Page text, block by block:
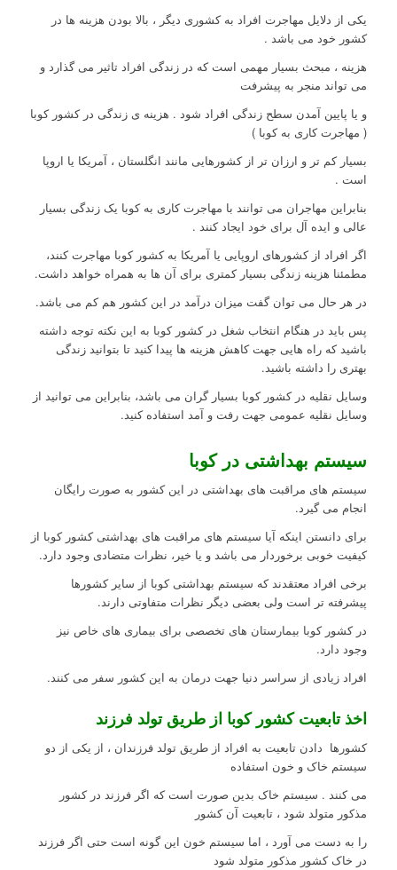
یکی از دلایل مهاجرت افراد به کشوری دیگر ، بالا بودن هزینه ها در
کشور خود می باشد .
هزینه ، مبحث بسیار مهمی است که در زندگی افراد تاثیر می گذارد و
می تواند منجر به پیشرفت
و یا پایین آمدن سطح زندگی افراد شود . هزینه ی زندگی در کشور کوبا
( مهاجرت کاری به کوبا )
بسیار کم تر و ارزان تر از کشورهایی مانند انگلستان ، آمریکا یا اروپا
است .
بنابراین مهاجران می توانند با مهاجرت کاری به کوبا یک زندگی بسیار
عالی و ایده آل برای خود ایجاد کنند .
اگر افراد از کشورهای اروپایی یا آمریکا به کشور کوبا مهاجرت کنند،
مطمئنا هزینه زندگی بسیار کمتری برای آن ها به همراه خواهد داشت.
در هر حال می توان گفت میزان درآمد در این کشور هم کم می باشد.
پس باید در هنگام انتخاب شغل در کشور کوبا به این نکته توجه داشته
باشید که راه هایی جهت کاهش هزینه ها پیدا کنید تا بتوانید زندگی
بهتری را داشته باشید.
وسایل نقلیه در کشور کوبا بسیار گران می باشد، بنابراین می توانید از
وسایل نقلیه عمومی جهت رفت و آمد استفاده کنید.
سیستم بهداشتی در کوبا
سیستم های مراقبت های بهداشتی در این کشور به صورت رایگان
انجام می گیرد.
برای دانستن اینکه آیا سیستم های مراقبت های بهداشتی کشور کوبا از
کیفیت خوبی برخوردار می باشد و یا خیر، نظرات متضادی وجود دارد.
برخی افراد معتقدند که سیستم بهداشتی کوبا از سایر کشورها
پیشرفته تر است ولی بعضی دیگر نظرات متفاوتی دارند.
در کشور کوبا بیمارستان های تخصصی برای بیماری های خاص نیز
وجود دارد.
افراد زیادی از سراسر دنیا جهت درمان به این کشور سفر می کنند.
اخذ تابعیت کشور کوبا از طریق تولد فرزند
کشورها دادن تابعیت به افراد از طریق تولد فرزندان ، از یکی از دو
سیستم خاک و خون استفاده
می کنند . سیستم خاک بدین صورت است که اگر فرزند در کشور
مذکور متولد شود ، تابعیت آن کشور
را به دست می آورد ، اما سیستم خون این گونه است حتی اگر فرزند
در خاک کشور مذکور متولد شود